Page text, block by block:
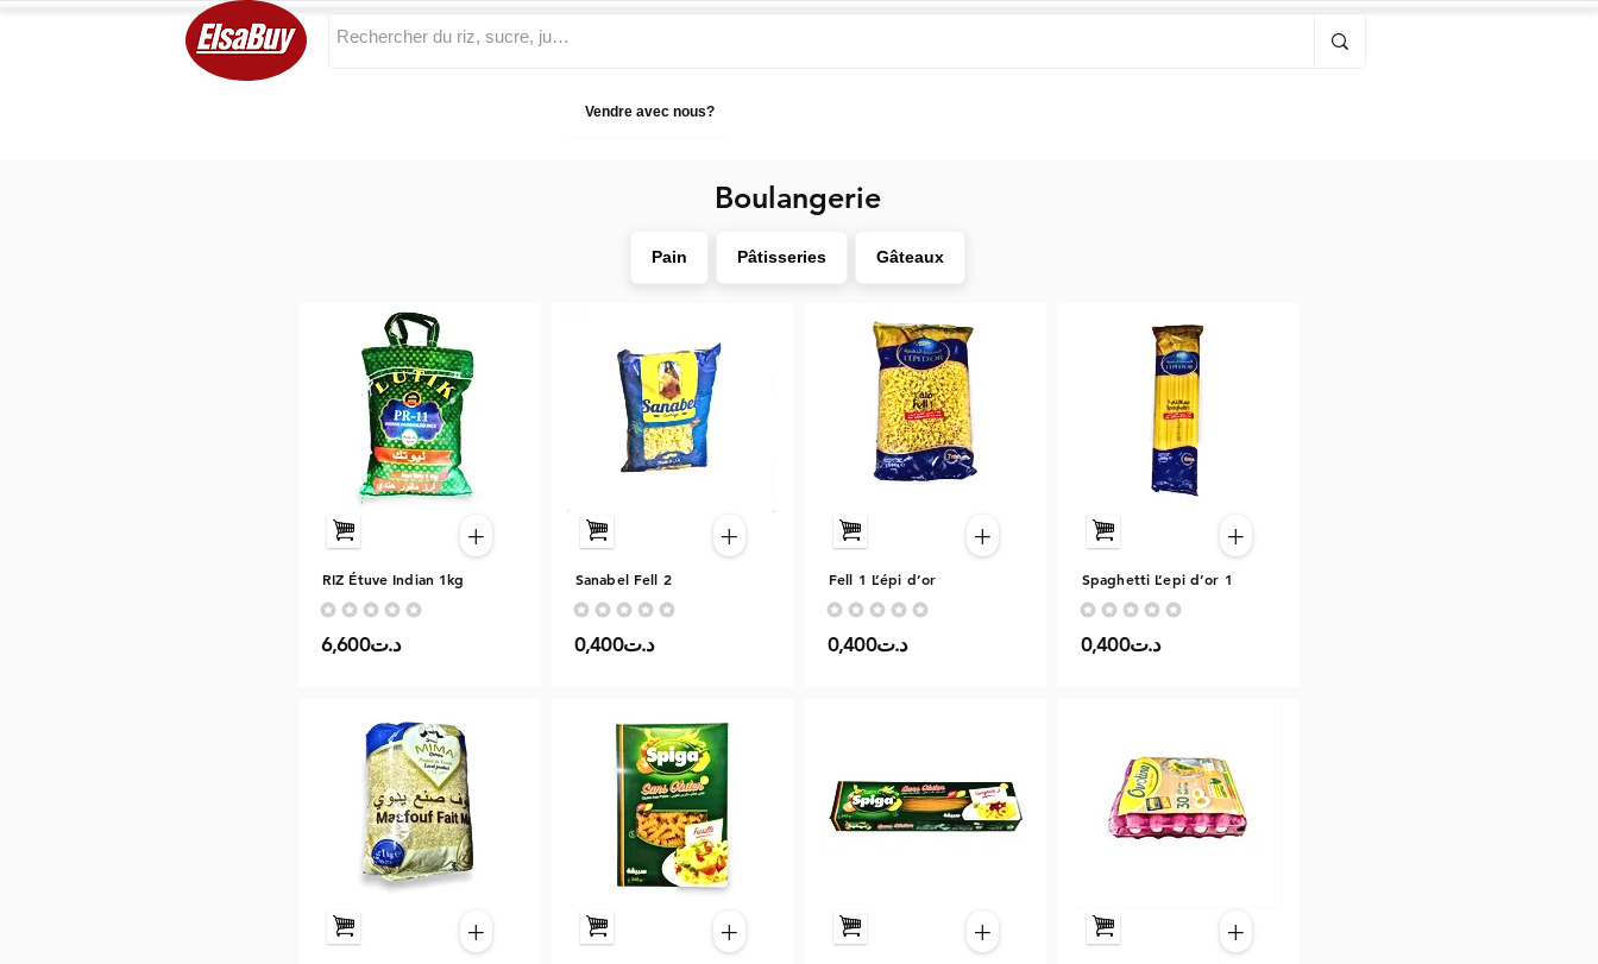
Vendre avec nous?
Boulangerie
Pain Pâtisseries Gâteaux
+
RIZ Étuve Indian 1kg
Aucune note pour le moment
6,600د.ت
+
+
Sanabel Fell 2
Aucune note pour le moment
0,400د.ت
+
+
Fell 1 L’épi d’or
Aucune note pour le moment
0,400د.ت
+
+
Spaghetti L’epi d’or 1
Aucune note pour le moment
0,400د.ت
+